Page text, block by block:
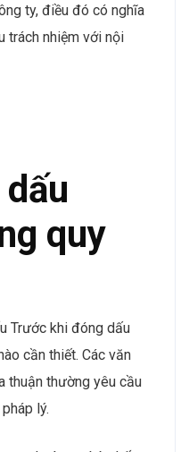
ty, điều đó có nghĩa
trách nhiệm với nội
quy
Trước khi đóng dấu
cần thiết. Các văn
thuận thường yêu cầu
lý.